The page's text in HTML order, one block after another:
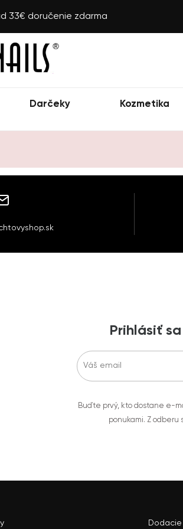
33€ doručenie zdarma
Darčeky Kozmetika
Prihlásiť
Buďte prvý, kto dostane e-
ponukami. Z odberu